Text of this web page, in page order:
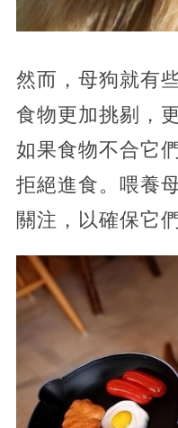
然而，母狗就有
食物更加挑剔，
如果食物不合它
拒絕進食。喂養
關注，以確保它